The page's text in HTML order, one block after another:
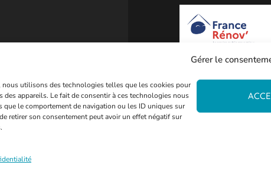
Gérer le
utilisons des technologies telles que les cookies pour
des appareils. Le fait de consentir à ces technologies nous
que le comportement de navigation ou les ID uniques sur
retirer son consentement peut avoir un effet négatif sur
de Fontoy